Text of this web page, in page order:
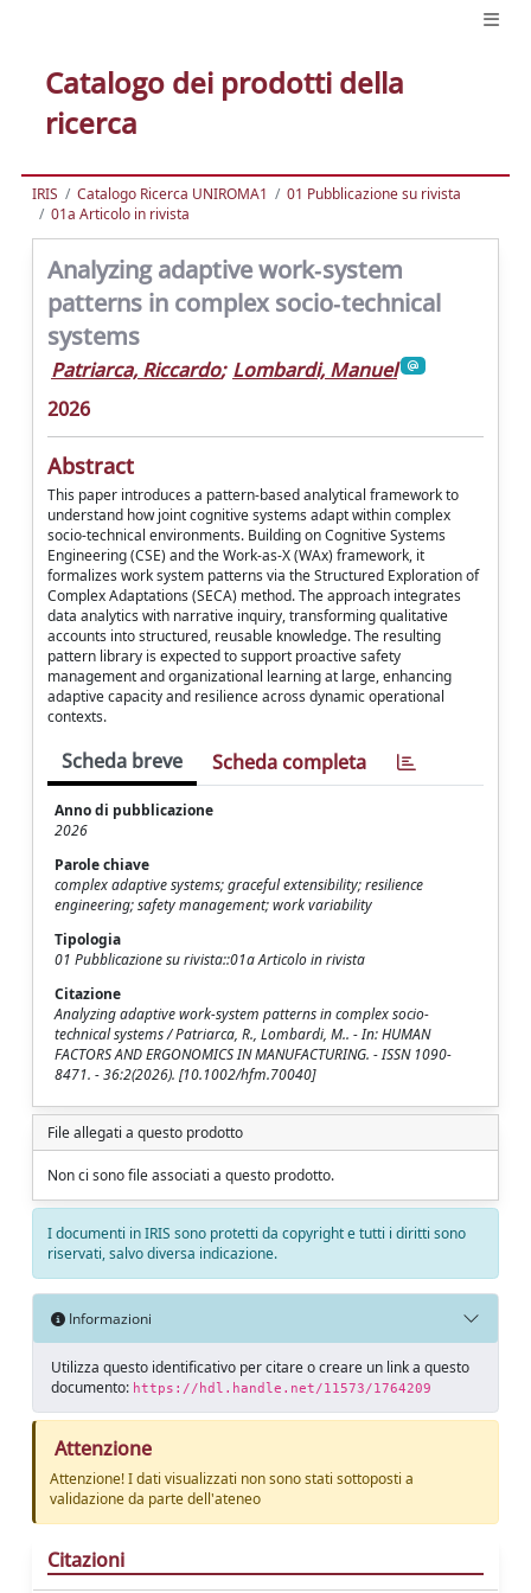
Catalogo dei prodotti della
ricerca
IRIS Catalogo Ricerca UNIROMA1
01 Pubblicazione su rivista
01a Articolo in rivista
Analyzing adaptive work‐system
patterns in complex socio‐technical
systems
Patriarca, Riccardo; Lombardi, Manuel
2026
Abstract
This paper introduces a pattern-based analytical framework to
understand how joint cognitive systems adapt within complex
socio-technical environments. Building on Cognitive Systems
Engineering (CSE) and the Work-as-X (WAx) framework, it
formalizes work system patterns via the Structured Exploration of
Complex Adaptations (SECA) method. The approach integrates
data analytics with narrative inquiry, transforming qualitative
accounts into structured, reusable knowledge. The resulting
pattern library is expected to support proactive safety
management and organizational learning at large, enhancing
adaptive capacity and resilience across dynamic operational
contexts.
Scheda breve Scheda completa
Anno di pubblicazione
2026
Parole chiave
complex adaptive systems; graceful extensibility; resilience
engineering; safety management; work variability
Tipologia
01 Pubblicazione su rivista::01a Articolo in rivista
Citazione
Analyzing adaptive work‐system patterns in complex socio‐
technical systems / Patriarca, R., Lombardi, M.. - In: HUMAN
FACTORS AND ERGONOMICS IN MANUFACTURING. - ISSN 1090-
8471. - 36:2(2026). [10.1002/hfm.70040]
File allegati a questo prodotto
Non ci sono file associati a questo prodotto.
I documenti in IRIS sono protetti da copyright e tutti i diritti sono
riservati, salvo diversa indicazione.
Informazioni
Utilizza questo identificativo per citare o creare un link a questo
documento: https://hdl.handle.net/11573/1764209
Attenzione
Attenzione! I dati visualizzati non sono stati sottoposti a
validazione da parte dell'ateneo
Citazioni